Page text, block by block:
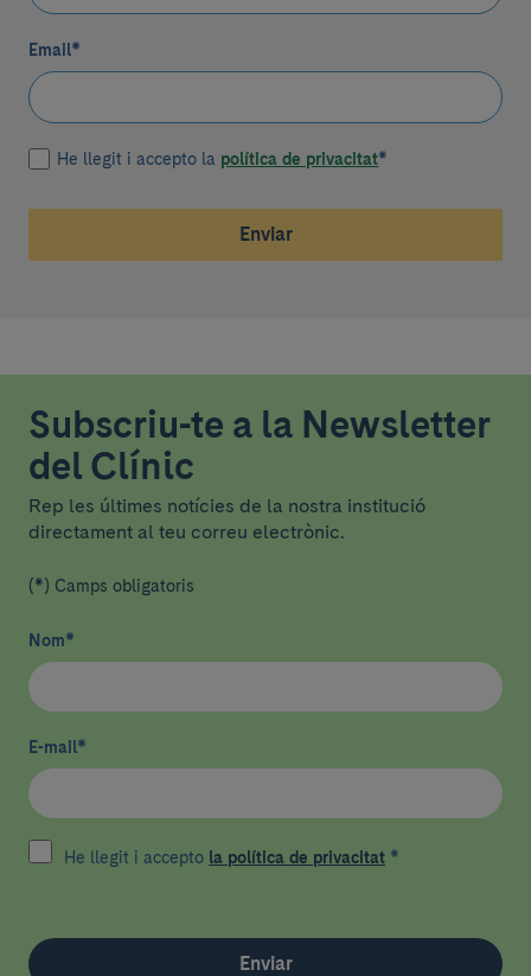
Email*
He llegit i accepto la política de privacitat*
Enviar
Subscriu-te a la Newsletter
del Clínic
Rep les últimes notícies de la nostra institució
directament al teu correu electrònic.
(*) Camps obligatoris
Nom*
E-mail*
He llegit i accepto la política de privacitat *
Enviar